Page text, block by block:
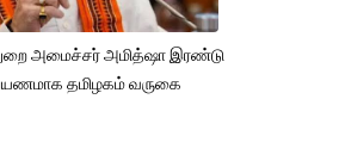
அமைச்சர் அமித்ஷா இரண்டு
தமிழகம் வருகை